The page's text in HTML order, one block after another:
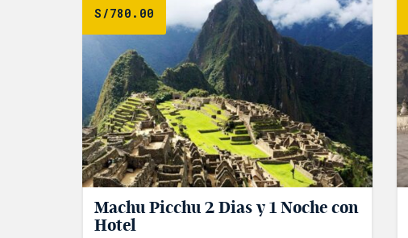
S/780.00
Machu Picchu 2 Dias y 1 Noche con
Hotel